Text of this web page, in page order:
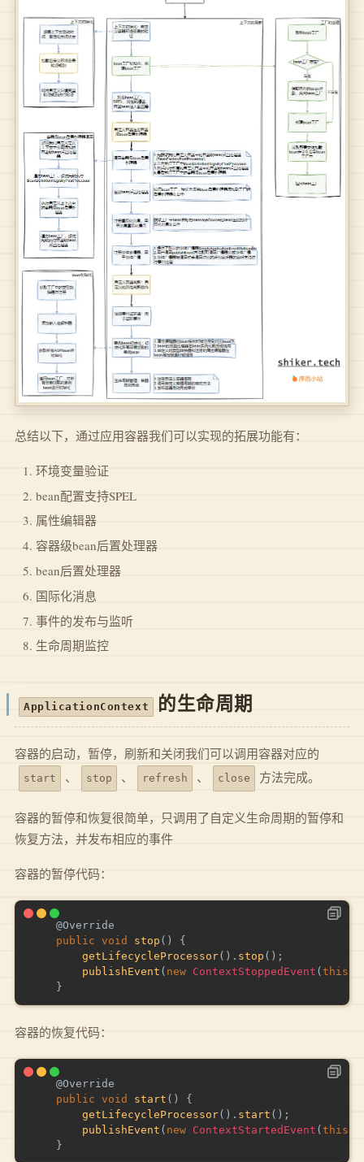
总结以下，通过应用容器我们可以实现的拓展功能有：
环境变量验证
bean配置支持SPEL
属性编辑器
容器级bean后置处理器
bean后置处理器
国际化消息
事件的发布与监听
生命周期监控
ApplicationContext 的生命周期
容器的启动，暂停，刷新和关闭我们可以调用容器对应的
start 、 stop 、 refresh 、 close 方法完成。
容器的暂停和恢复很简单，只调用了自定义生命周期的暂停和
恢复方法，并发布相应的事件
容器的暂停代码：
@Override
public void stop ( )
{
getLifecycleProcessor( ) . stop ( ) ;
publishEvent ( new ContextStoppedEvent ( this
}
容器的恢复代码：
@Override
public void start ( )
{
getLifecycleProcessor( ) . start ( ) ;
publishEvent ( new ContextStartedEvent ( this
}